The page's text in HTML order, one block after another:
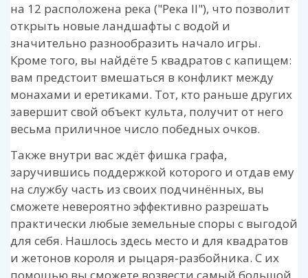
на 12 расположена река ("Река II"), что позволит
открыть новые ландшафты с водой и
значительно разнообразить начало игры.
Кроме того, вы найдёте 5 квадратов с капищем:
вам предстоит вмешаться в конфликт между
монахами и еретиками. Тот, кто раньше других
завершит свой объект культа, получит от него
весьма приличное число победных очков.
Также внутри вас ждёт фишка графа,
заручившись поддержкой которого и отдав ему
на службу часть из своих подчинённых, вы
сможете невероятно эффективно разрешать
практически любые земельные споры с выгодой
для себя. Нашлось здесь место и для квадратов
и жетонов короля и рыцаря-разбойника. С их